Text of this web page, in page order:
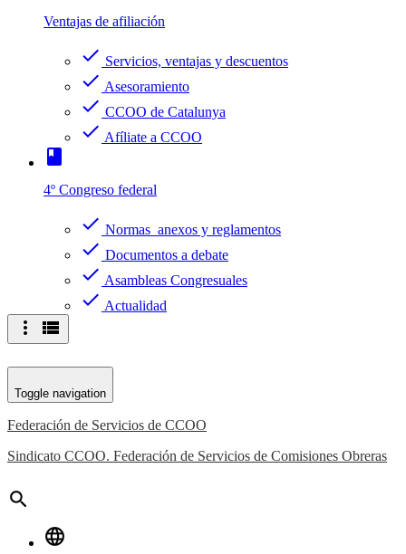
Ventajas de afiliación
check Servicios, ventajas y descuentos
check Asesoramiento
check CCOO de Catalunya
check Afíliate a CCOO
book
4º Congreso federal
check Normas anexos y reglamentos
check Documentos a debate
check Asambleas Congresuales
check Actualidad
more_vert view_list
Toggle navigation
Federación de Servicios de CCOO
Sindicato CCOO. Federación de Servicios de Comisiones Obreras
search
language